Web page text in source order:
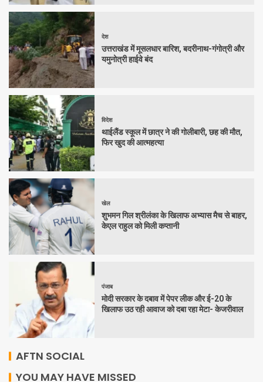
देश
उत्तराखंड में मूसलधार बारिश, बदरीनाथ-गंगोत्री और
यमुनोत्री हाईवे बंद
विदेश
थाईलैंड स्कूल में छात्र ने की गोलीबारी, छह की मौत,
फिर खुद की आत्महत्या
खेल
शुभमन गिल श्रीलंका के खिलाफ अभ्यास मैच से बाहर,
केएल राहुल को मिली कप्तानी
पंजाब
मोदी सरकार के दबाव में पेपर लीक और ई-20 के
खिलाफ उठ रही आवाज को दबा रहा मेटा- केजरीवाल
AFTN SOCIAL
YOU MAY HAVE MISSED